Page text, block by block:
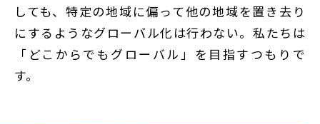
しても、特定の地域に偏って他の地域を置き去り
にするようなグローバル化は行わない。私たちは
「どこからでもグローバル」を目指すつもりで
す。